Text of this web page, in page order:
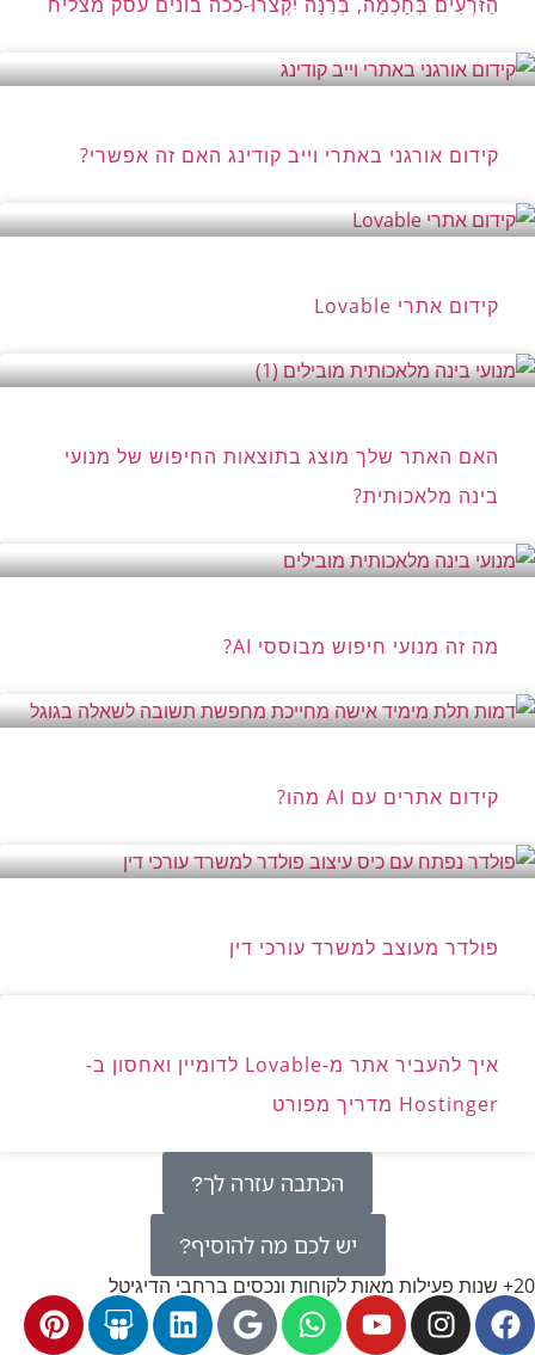
קידום אורגני באתרי וייב קודינג האם זה אפשרי?
קידום אתרי Lovable
האם האתר שלך מוצג בתוצאות החיפוש של מנועי
בינה מלאכותית?
מה זה מנועי חיפוש מבוססי AI?
קידום אתרים עם AI מהו?
פולדר מעוצב למשרד עורכי דין
איך להעביר אתר מ-Lovable לדומיין ואחסון ב-
Hostinger מדריך מפורט
הכתבה עזרה לך?
יש לכם מה להוסיף?
20+ שנות פעילות מאות לקוחות ונכסים ברחבי הדיגיטל